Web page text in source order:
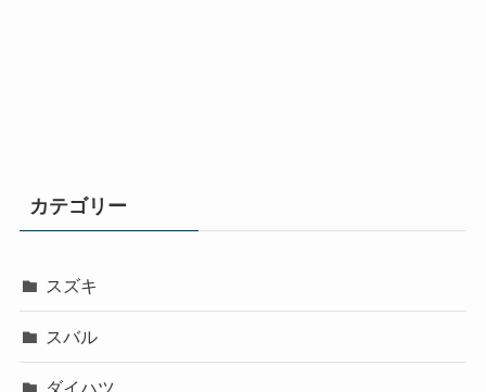
カテゴリー
スズキ
スバル
ダイハツ